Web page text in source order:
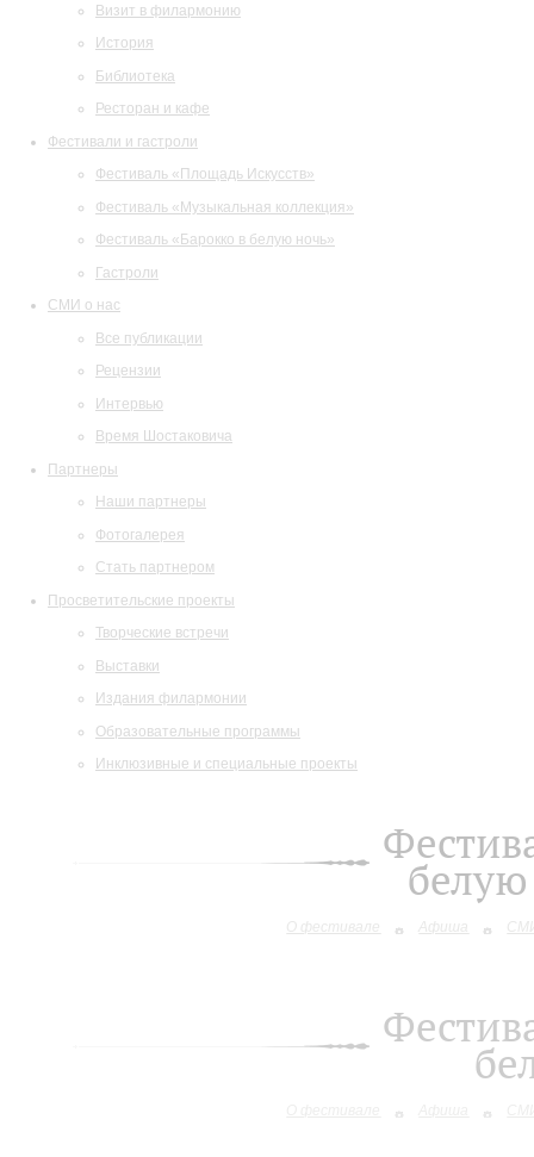
Визит в филармонию
История
Библиотека
Ресторан и кафе
Фестивали и гастроли
Фестиваль «Площадь Искусств»
Фестиваль «Музыкальная коллекция»
Фестиваль «Барокко в белую ночь»
Гастроли
СМИ о нас
Все публикации
Рецензии
Интервью
Время Шостаковича
Партнеры
Наши партнеры
Фотогалерея
Стать партнером
Просветительские проекты
Творческие встречи
Выставки
Издания филармонии
Образовательные программы
Инклюзивные и специальные проекты
О фестивале Афиша